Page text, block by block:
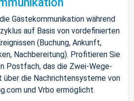
Gästekommunikation während
auf Basis von vordefinierten
(Buchung, Ankunft,
Nachbereitung). Profitieren Sie
Postfach, das die Zwei-Wege-
über die Nachrichtensysteme von
und Vrbo ermöglicht.